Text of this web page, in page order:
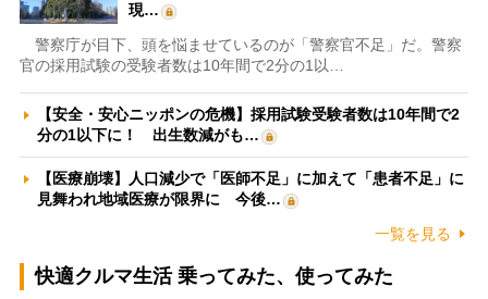
現…
警察庁が目下、頭を悩ませているのが「警察官不足」だ。警察
官の採用試験の受験者数は10年間で2分の1以…
【安全・安心ニッポンの危機】採用試験受験者数は10年間で2
分の1以下に！ 出生数減がも…
【医療崩壊】人口減少で「医師不足」に加えて「患者不足」に
見舞われ地域医療が限界に 今後…
一覧を見る
快適クルマ生活 乗ってみた、使ってみた